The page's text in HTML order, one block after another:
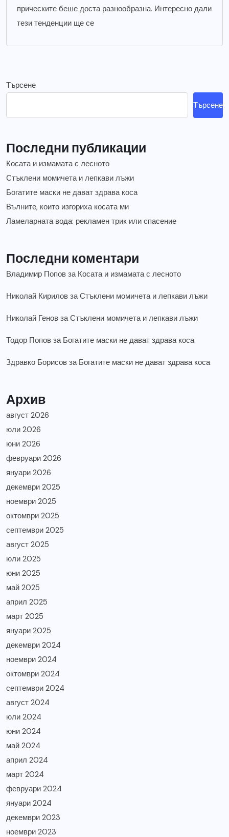
прическите беше доста разнообразна. Интересно дали
тези тенденции ще се
Търсене
Търсене
Последни публикации
Косата и измамата с лесното
Стъклени момичета и лепкави лъжи
Богатите маски не дават здрава коса
Вълните, които изгориха косата ми
Ламеларната вода: рекламен трик или спасение
Последни коментари
Владимир Попов за Косата и измамата с лесното
Николай Кирилов заСтъклени момичета и лепкави лъжи
Николай Генов заСтъклени момичета и лепкави лъжи
Тодор Попов за Богатите маски не дават здрава коса
Здравко Борисов за Богатите маски не дават здрава коса
Архив
август 2026
юли 2026
юни 2026
февруари 2026
януари 2026
декември 2025
ноември 2025
октомври 2025
септември 2025
август 2025
юли 2025
юни 2025
май 2025
април 2025
март 2025
януари 2025
декември 2024
ноември 2024
октомври 2024
септември 2024
август 2024
юли 2024
юни 2024
май 2024
април 2024
март 2024
февруари 2024
януари 2024
декември 2023
ноември 2023